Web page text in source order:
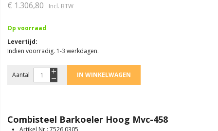
Op voorraad
Levertijd
Indien voorradig. 1-3 werkdagen.
€ 1.306,80
Aantal IN WINKELWAGEN
Combisteel Barkoeler Hoog Mvc-458